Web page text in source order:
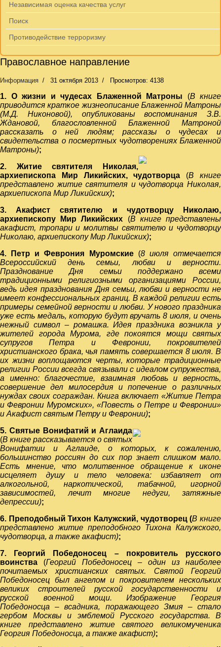
Независимая оценка качества услуг
Поиск
Противодействие терроризму
Православное направление
Информация 31 октября 2013 Просмотров: 4138
1. О жизни и чудесах Блаженной Матроны (В книге
приводится краткое жизнеописание Блаженной Матроны
(М.Д. Никоновой), опубликованы воспоминания З.В.
Ждановой, благословленной Блаженной Матроной
рассказать о ней людям; рассказы о чудесах и
свидетельства о посмертных чудотворениях Блаженной
Матроны);
2. Житие святителя Николая,
архиепископа Мир Ликийских, чудотворца (В книге
представлено житие святителя и чудотворца Николая,
архиепископа Мир Ликийских);
3. Акафист святителю и чудотворцу Николаю,
архиепископу Мир Ликийских (В книге представлены
акафист, тропари и молитвы святителю и чудотворцу
Николаю, архиепископу Мир Ликийских);
4. Петр и Феврония Муромские (8 июля отмечается
Всероссийский день семьи, любви и верности.
Празднование Дня семьи поддержано всеми
традиционными религиозными организациями России,
ведь идея празднования Дня семьи, любви и верности не
имеет конфессиональных границ. В каждой религии есть
примеры семейной верности и любви. У нового праздника
уже есть медаль, которую будут вручать 8 июля, и очень
нежный символ – ромашка. Идея праздника возникла у
жителей города Мурома, где покоятся мощи святых
супругов Петра и Февронии, покровителей
христианского брака, чья память совершается 8 июля. В
их жизни воплощаются черты, которые традиционные
религии России всегда связывали с идеалом супружества,
а именно: благочестие, взаимная любовь и верность,
совершение дел милосердия и попечение о различных
нуждах своих сограждан. Книга включает «Житие Петра
и Февронии Муромских», «Повесть о Петре и Февронии»
и Акафист святым Петру и Февронии);
5. Святые Вонифатий и Аглаида
(В книге рассказывается о святых
Вонифатии и Аглаиде, о которых, к сожалению,
большинство россиян до сих пор знает слишком мало.
Есть мнение, что молитвенное обращение к иконе
исцеляет душу и тело человека: избавляет от
алкогольной, наркотической, табачной, игорной
зависимостей, лечит многие недуги, затяжные
депрессии);
6. Преподобный Тихон Калужский, чудотворец (В книге
представлено житие преподобного Тихона Калужского,
чудотворца, а также акафист);
7. Георгий Победоносец – покровитель русского
воинства (Георгий Победоносец – один из наиболее
почитаемых христианских святых. Святой Георгий
Победоносец был ангелом и покровителем нескольких
великих строителей русской государственности и
русской военной мощи. Изображение Георгия
Победоносца – всадника, поражающего Змия – стало
гербом Москвы и эмблемой Русского государства. В
книге представлено житие святого великомученика
Георгия Победоносца, а также акафист);